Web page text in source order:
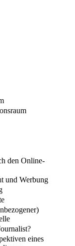
den Online-
und Werbung
eines